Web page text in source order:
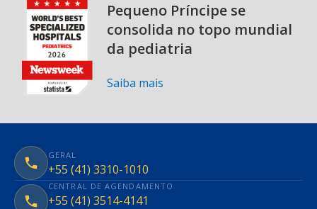
Pequeno Príncipe se
consolida no topo mundial
da pediatria
Saiba mais
GERAL
+55 (41) 3310-1010
CENTRAL DE AGENDAMENTO
+55 (41) 3514-4141